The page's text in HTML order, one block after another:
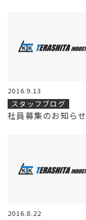
2016.9.13
スタッフブログ
社員募集のお知らせ
2016.8.22